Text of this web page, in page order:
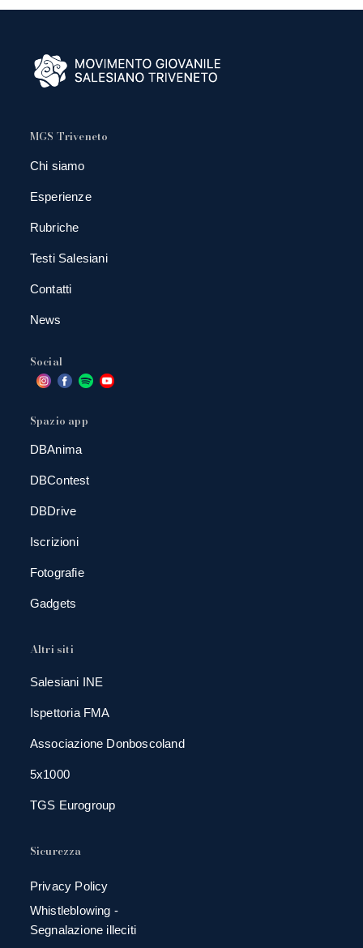
MGS Triveneto
Chi siamo
Esperienze
Rubriche
Testi Salesiani
Contatti
News
Social
Spazio app
DBAnima
DBContest
DBDrive
Iscrizioni
Fotografie
Gadgets
Altri siti
Salesiani INE
Ispettoria FMA
Associazione Donboscoland
5x1000
TGS Eurogroup
Sicurezza
Privacy Policy
Whistleblowing -
Segnalazione illeciti